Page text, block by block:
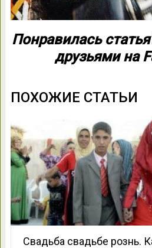
Понравилась
друзьями на
ПОХОЖИЕ СТАТЬИ
Свадьба свадьбе рознь.